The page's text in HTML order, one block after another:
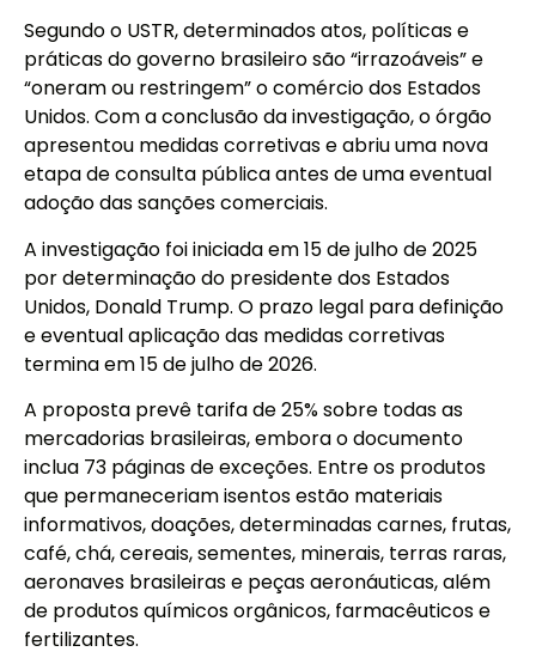
Segundo o USTR, determinados atos, políticas e
práticas do governo brasileiro são “irrazoáveis” e
“oneram ou restringem” o comércio dos Estados
Unidos. Com a conclusão da investigação, o órgão
apresentou medidas corretivas e abriu uma nova
etapa de consulta pública antes de uma eventual
adoção das sanções comerciais.
A investigação foi iniciada em 15 de julho de 2025
por determinação do presidente dos Estados
Unidos, Donald Trump. O prazo legal para definição
e eventual aplicação das medidas corretivas
termina em 15 de julho de 2026.
A proposta prevê tarifa de 25% sobre todas as
mercadorias brasileiras, embora o documento
inclua 73 páginas de exceções. Entre os produtos
que permaneceriam isentos estão materiais
informativos, doações, determinadas carnes, frutas,
café, chá, cereais, sementes, minerais, terras raras,
aeronaves brasileiras e peças aeronáuticas, além
de produtos químicos orgânicos, farmacêuticos e
fertilizantes.